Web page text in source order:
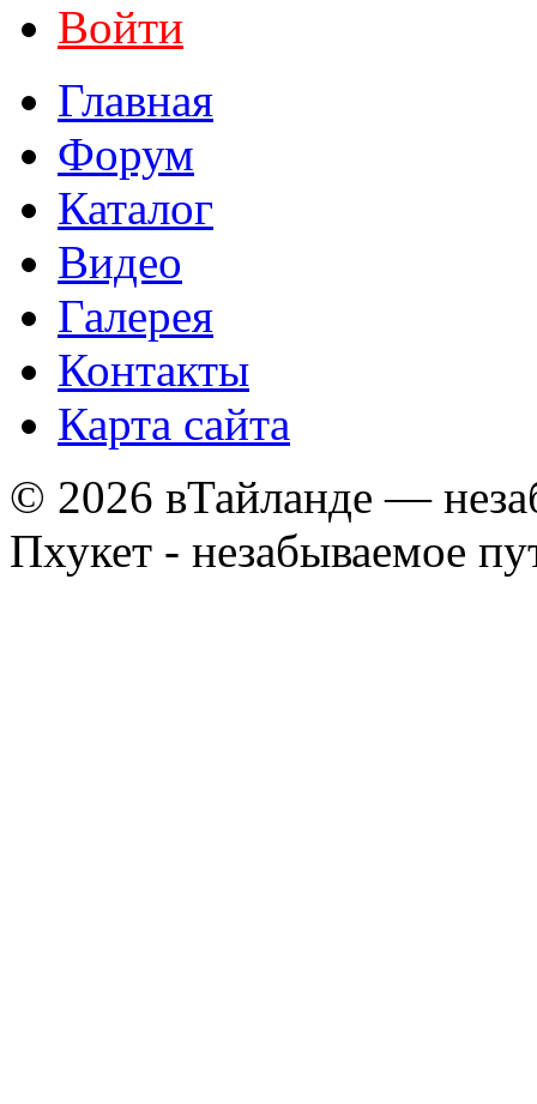
Войти
Главная
Форум
Каталог
Видео
Галерея
Контакты
Карта сайта
© 2026 вТайланде —
Пхукет - незабываемое